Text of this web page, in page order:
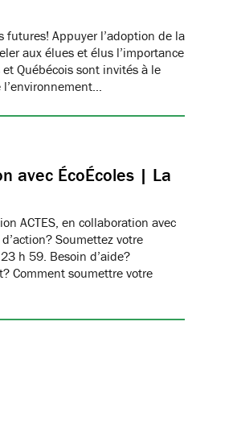
futures! Appuyer l’adoption de la
aux élues et élus l’importance
Québécois sont invités à le
avec ÉcoÉcoles | La
ACTES, en collaboration avec
Soumettez votre
h 59. Besoin d’aide?
Comment soumettre votre